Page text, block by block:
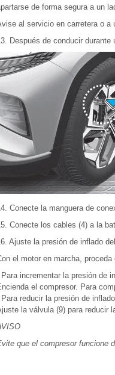
de forma segura a un
al servicio en carretera o a
Después de conducir
Conecte la manguera de
Conecte los cables (4) a la
Ajuste la presión de inflado
el motor en marcha,
incrementar la presión de
el compresor. Para
reducir la presión de
la válvula (9) para reducir
que el compresor funcione